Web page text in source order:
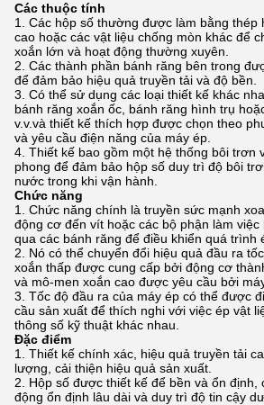
Các thuộc tính
Các hộp số thường được làm bằng thép
cao hoặc các vật liệu chống mòn khác để
xoắn lớn và hoạt động thường xuyên.
Các thành phần bánh răng bên trong
để đảm bảo hiệu quả truyền tải và độ bền.
Có thể sử dụng các loại thiết kế khác
bánh răng xoắn ốc, bánh răng hình trụ
v.v.và thiết kế thích hợp được chọn theo
và yêu cầu điện năng của máy ép.
Thiết kế bao gồm một hệ thống bôi trơn
phong để đảm bảo hộp số duy trì độ bôi
nước trong khi vận hành.
Chức năng
Chức năng chính là truyền sức mạnh
động cơ đến vít hoặc các bộ phận làm việc
qua các bánh răng để điều khiển quá trình
Nó có thể chuyển đổi hiệu quả đầu ra
xoắn thấp được cung cấp bởi động cơ
và mô-men xoắn cao được yêu cầu bởi
Tốc độ đầu ra của máy ép có thể được
cầu sản xuất để thích nghi với việc ép vật
thông số kỹ thuật khác nhau.
Đặc điểm
Thiết kế chính xác, hiệu quả truyền tải
lượng, cải thiện hiệu quả sản xuất.
Hộp số được thiết kế để bền và ổn định,
động ổn định lâu dài và duy trì độ tin cậy